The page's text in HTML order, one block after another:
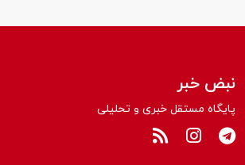
نبض خبر
پایگاه مستقل خبری و تحلیلی